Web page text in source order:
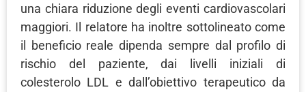
una chiara riduzione degli eventi cardiovascolari
maggiori. Il relatore ha inoltre sottolineato come
il beneficio reale dipenda sempre dal profilo di
rischio del paziente, dai livelli iniziali di
colesterolo LDL e dall’obiettivo terapeutico da